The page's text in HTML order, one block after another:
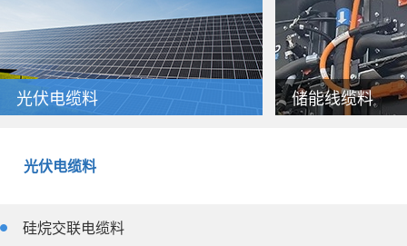
光伏电缆料 储能线缆料
光伏电缆料
硅烷交联电缆料